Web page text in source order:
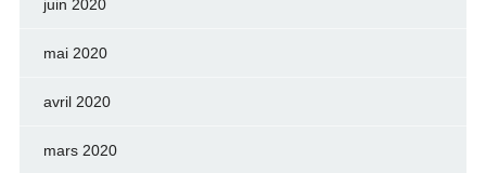
juin 2020
mai 2020
avril 2020
mars 2020